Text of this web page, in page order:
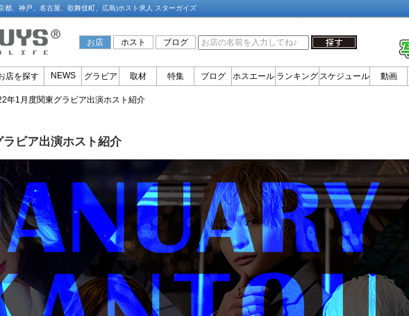
都、神戸、名古屋、歌舞伎町、広島)ホスト求人 スターガイズ
お店 ホスト ブログ
店を探す NEWS グラビア 取材 特集 ブログ ホスエール ランキング スケジュール 動画
年1月度関東グラビア出演ホスト紹介
ビア出演ホスト紹介